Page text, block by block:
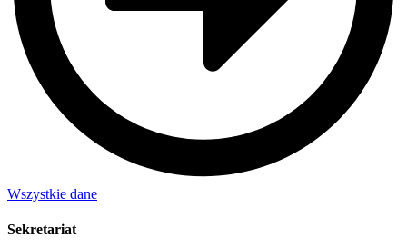
Wszystkie dane
Sekretariat